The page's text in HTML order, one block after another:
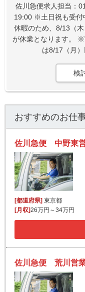
佐川急便求人担当：
19:00 ※土日祝も受付
休暇のため、8/13（
が休業となります。
は8/17（月
検
おすすめのお仕
[都道府県] 東京都
[月収]26万円～34万円